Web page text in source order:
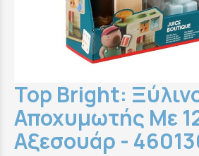
Top Bright:
Αποχυμωτής Με
Αξεσουάρ -